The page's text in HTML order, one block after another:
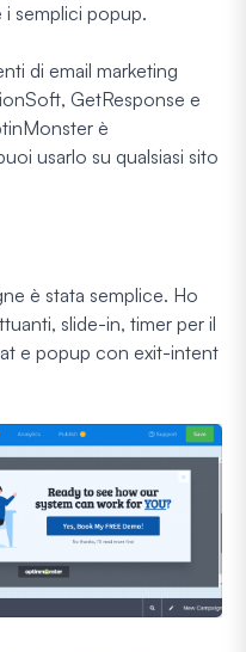
semplici popup.
di email marketing
GetResponse e
è
usarlo su qualsiasi sito
è stata semplice. Ho
slide-in, timer per il
e popup con exit-intent